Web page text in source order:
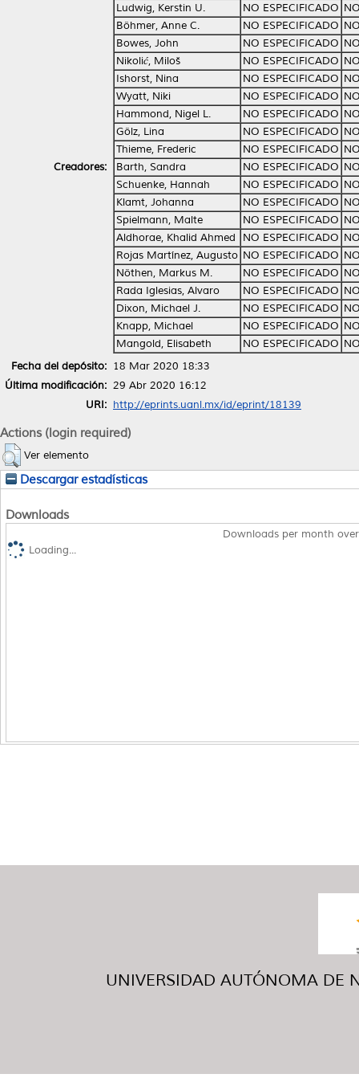
Creadores:
Ludwig, Kerstin U.
NO ESPECIFICADO
Böhmer, Anne C.
NO ESPECIFICADO
Bowes, John
NO ESPECIFICADO
Nikolić, Miloš
NO ESPECIFICADO
Ishorst, Nina
NO ESPECIFICADO
Wyatt, Niki
NO ESPECIFICADO
Hammond, Nigel L.
NO ESPECIFICADO
Gölz, Lina
NO ESPECIFICADO
Thieme, Frederic
NO ESPECIFICADO
Barth, Sandra
NO ESPECIFICADO
Schuenke, Hannah
NO ESPECIFICADO
Klamt, Johanna
NO ESPECIFICADO
Spielmann, Malte
NO ESPECIFICADO
Aldhorae, Khalid Ahmed
NO ESPECIFICADO
Rojas Martínez, Augusto NO ESPECIFICADO
Nöthen, Markus M.
NO ESPECIFICADO
Rada Iglesias, Alvaro
NO ESPECIFICADO
Dixon, Michael J.
NO ESPECIFICADO
Knapp, Michael
NO ESPECIFICADO
Mangold, Elisabeth
NO ESPECIFICADO
Fecha del depósito: 18 Mar 2020 18:33
Última modificación: 29 Abr 2020 16:12
URI: http://eprints.uanl.mx/id/eprint/18139
Actions (login required)
Ver elemento
Descargar estadísticas
Downloads
Downloads per month
Loading...
UNIVERSIDAD AUTÓNOMA DE